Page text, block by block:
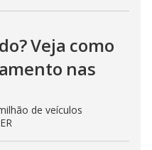
Veja como
nas
de veículos